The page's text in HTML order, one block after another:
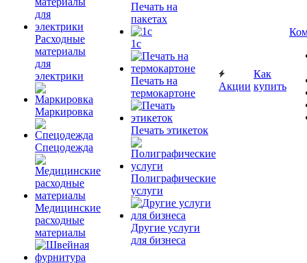
Расходные
материалы
для
электрики
Маркировка
Спецодежда
Медицинские
расходные
материалы
Печать на
пакетах
1c
Печать на
термокартоне
Печать этикеток
Полиграфические
услуги
Другие услуги
для бизнеса
Акции
Как
купить